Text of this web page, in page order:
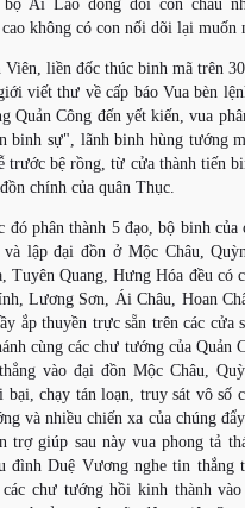
bộ Ai Lao dòng dõi con cháu
không có con nối dõi lại muốn
Viên, liền đốc thúc binh mã trên
viết thư về cấp báo Vua bèn
Quản Công đến yết kiến, vua
binh sự", lãnh binh hùng tướng
trước bệ rồng, từ cửa thành tiến
chính của quân Thục.
đó phân thành 5 đạo, bộ binh của
và lập đại đồn ở Mộc Châu,
Tuyên Quang, Hưng Hóa đều có
Lương Sơn, Ái Châu, Hoan
ắp thuyền trực sẵn trên các
cùng các chư tướng của Quản
vào đại đồn Mộc Châu,
bại, chạy tán loạn, truy sát vô số
và nhiều chiến xa của chúng
trợ giúp sau này vua phong tả
đình Duệ Vương nghe tin thắng
các chư tướng hồi kinh thành